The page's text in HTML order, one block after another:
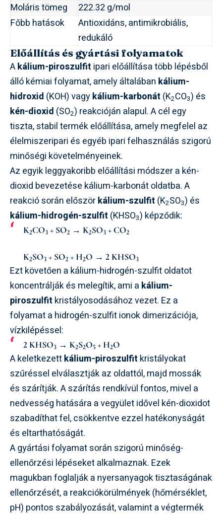
Moláris tömeg
222.32 g/mol
Főbb hatások
Antioxidáns, antimikrobiális,
redukáló
Előállítás és gyártási folyamatok
Akálium-piroszulfit ipari előállítása több lépésből
álló kémiai folyamat, amely általában kálium-
hidroxid (KOH) vagykálium-karbonát (K2CO3) és
kén-dioxid (SO2) reakcióján alapul. A cél egy
tiszta, stabil termék előállítása, amely megfelel az
élelmiszeripari és egyéb ipari felhasználás szigorú
minőségi követelményeinek.
Az egyik leggyakoribb előállítási módszer a kén-
dioxid bevezetése kálium-karbonát oldatba. A
reakció során előszörkálium-szulfit (K2SO3) és
kálium-hidrogén-szulfit (KHSO3) képződik:
K2CO3 + SO2 → K2SO3 + CO2
K2SO3 + SO2 + H2O → 2 KHSO3
Ezt követően a kálium-hidrogén-szulfit oldatot
koncentrálják és melegítik, ami a kálium-
piroszulfit kristályosodásához vezet. Ez a
folyamat a hidrogén-szulfit ionok dimerizációja,
vízkilépéssel:
2 KHSO3 → K2S2O5 + H2O
A keletkezettkálium-piroszulfit kristályokat
szűréssel elválasztják az oldattól, majd mossák
és szárítják. A szárítás rendkívül fontos, mivel a
nedvesség hatására a vegyület idővel kén-dioxidot
szabadíthat fel, csökkentve ezzel hatékonyságát
és eltarthatóságát.
A gyártási folyamat során szigorú minőség-
ellenőrzési lépéseket alkalmaznak. Ezek
magukban foglalják a nyersanyagok tisztaságának
ellenőrzését, a reakciókörülmények (hőmérséklet,
pH) pontos szabályozását, valamint a végtermék